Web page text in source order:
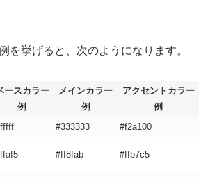
を挙げると、次のようになります。
ースカラー
例
メインカラー
例
アクセントカラー
例
#333333
#f2a100
#ff8fab #ffb7c5